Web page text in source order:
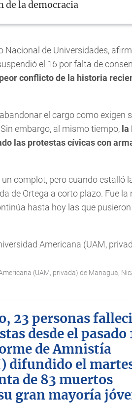
de la democracia
Nacional de Universidades,
el 16 por falta de
conflicto de la historia
el cargo como exigen
embargo, al mismo tiempo, la
las protestas cívicas con
un complot, pero cuando estalló
de Ortega a corto plazo. Fue la
hasta hoy las que
(UAM, privada) de Managua,
23 personas
desde el pasado
de Amnistía
difundido el
de 83 muertos
gran mayoría